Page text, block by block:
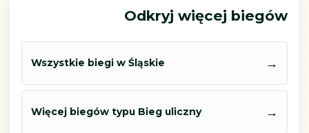
Odkryj więcej biegów
Wszystkie biegi w Śląskie →
Więcej biegów typu Bieg uliczny →